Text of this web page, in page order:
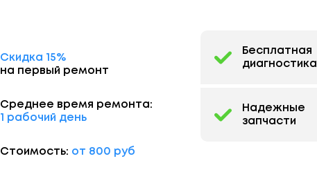
Скидка 15%
на первый ремонт
Среднее время ремонта:
1 рабочий день
Стоимость: от 800 руб
Бесплатная
диагностика
Надежные
запчасти